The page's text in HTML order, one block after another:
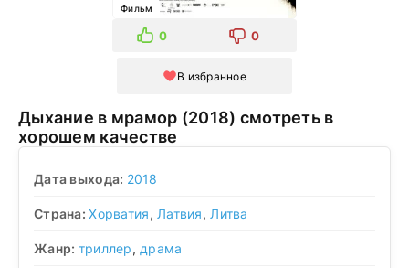
Фильм
0 0
В избранное
Дыхание в мрамор (2018) смотреть в
хорошем качестве
Дата выхода: 2018
Страна:Хорватия, Латвия, Литва
Жанр: триллер, драма